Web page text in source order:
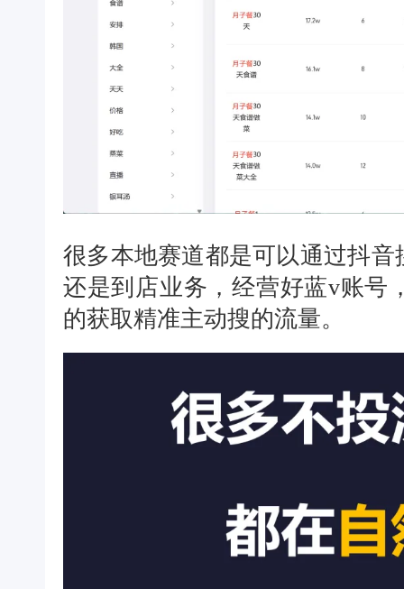
很多本地赛道都是可以通过抖
还是到店业务，经营好蓝v账号
的获取精准主动搜的流量。